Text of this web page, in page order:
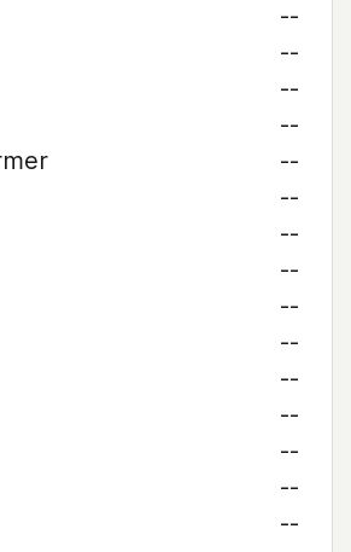
--
--
--
--
--
--
--
--
--
--
--
--
--
--
--